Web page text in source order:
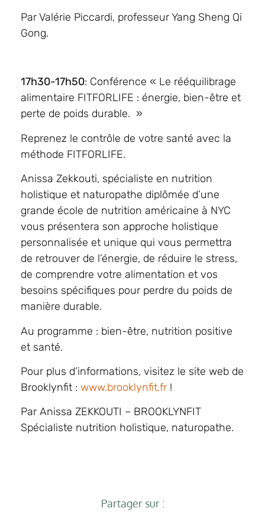
Par Valérie Piccardi, professeur Yang Sheng Qi
Gong.
17h30-17h50: Conférence « Le rééquilibrage
alimentaire FITFORLIFE : énergie, bien-être et
perte de poids durable. »
Reprenez le contrôle de votre santé avec la
méthode FITFORLIFE.
Anissa Zekkouti, spécialiste en nutrition
holistique et naturopathe diplômée d’une
grande école de nutrition américaine à NYC
vous présentera son approche holistique
personnalisée et unique qui vous permettra
de retrouver de l’énergie, de réduire le stress,
de comprendre votre alimentation et vos
besoins spécifiques pour perdre du poids de
manière durable.
Au programme : bien-être, nutrition positive
et santé.
Pour plus d’informations, visitez le site web de
Brooklynfit : www.brooklynfit.fr !
Par Anissa ZEKKOUTI – BROOKLYNFIT
Spécialiste nutrition holistique, naturopathe.
Partager sur :